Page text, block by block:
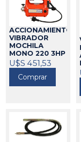
ACCIONAMIENTO
VIBRADOR
MOCHILA
MONO 220 3HP
CINTERMAQ
218050
U$S 451,53
Comprar